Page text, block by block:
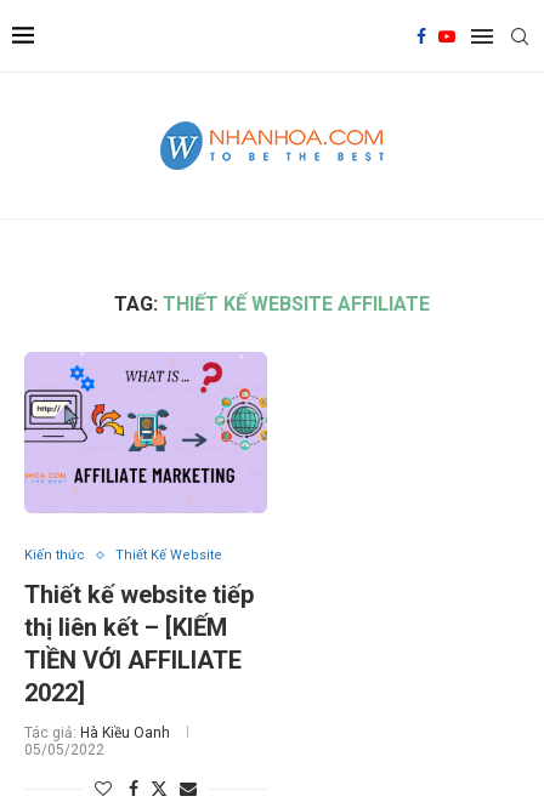
TAG: THIẾT KẾ WEBSITE AFFILIATE
Kiến thức Thiết Kế Website
Thiết kế website tiếp
thị liên kết – [KIẾM
TIỀN VỚI AFFILIATE
2022]
Tác giả: Hà Kiều Oanh
05/05/2022